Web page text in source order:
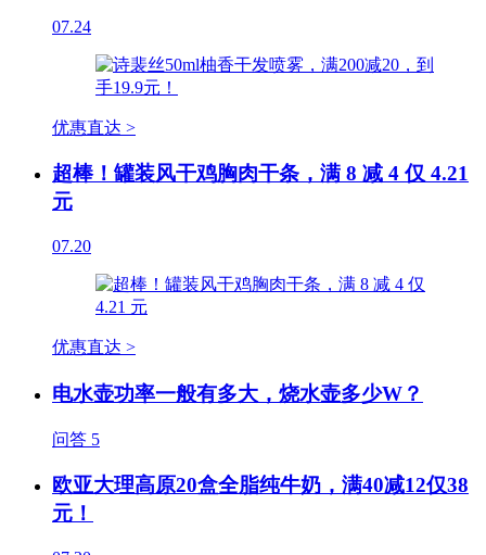
07.24
优惠直达 >
超棒！罐装风干鸡胸肉干条，满 8 减 4 仅 4.21
元
07.20
优惠直达 >
电水壶功率一般有多大，烧水壶多少W？
问答 5
欧亚大理高原20盒全脂纯牛奶，满40减12仅38
元！